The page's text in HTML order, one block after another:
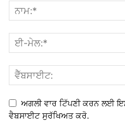
ਅਗਲੀ ਵਾਰ ਟਿੱਪਣੀ ਕਰਨ ਲਈ
ਵੈਬਸਾਈਟ ਸੁਰੱਖਿਅਤ ਕਰੋ.